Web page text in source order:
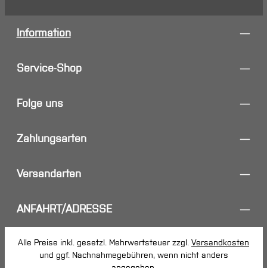
Information
Service-Shop
Folge uns
Zahlungsarten
Versandarten
ANFAHRT/ADRESSE
Alle Preise inkl. gesetzl. Mehrwertsteuer zzgl. Versandkosten
und ggf. Nachnahmegebühren, wenn nicht anders